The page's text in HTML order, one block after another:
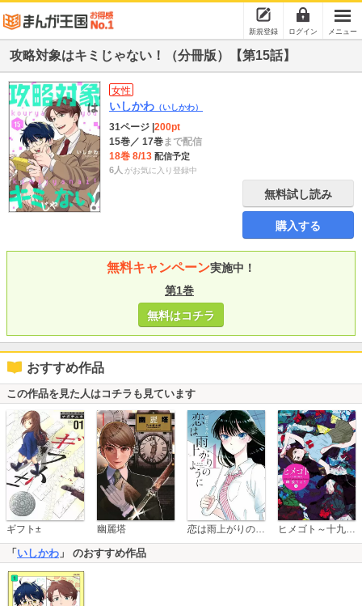
新規登録 ログイン メニュー
攻略対象はキミじゃない！（分冊版）【第15話】
女性
いしかわ （いしかわ）
31ページ 200pt
15巻／ 17巻まで配信
18巻 8/13 配信予定
6人 がお気に入り登録中
無料試し読み
購入する
無料キャンペーン実施中！
第1巻
無料はコチラ
おすすめ作品
この作品を見た人はコチラも見ています
ギフト± 幽麗塔 恋は雨上がりのように ヒメゴト～十九歳の制服～
「 いしかわ 」 のおすすめ作品